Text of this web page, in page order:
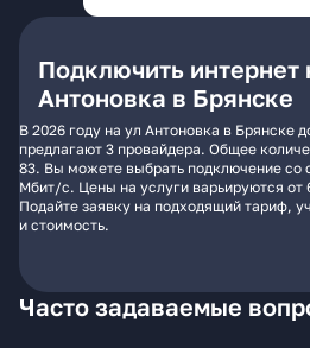
Подключить интернет
Антоновка в Брянске
В 2026 году на ул Антоновка в Брянске
предлагают 3 провайдера. Общее
83. Вы можете выбрать подключение со
Мбит/с. Цены на услуги варьируются от
Подайте заявку на подходящий тариф,
и стоимость.
Часто задаваемые